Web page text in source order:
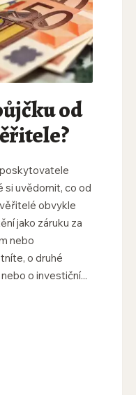
od
si uvědomit, co od
obvykle
jako záruku za
nebo
o druhé
o investiční...